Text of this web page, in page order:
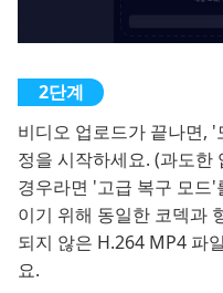
비디오 업로드가 끝나면,
정을 시작하세요. (과도한
경우라면 '고급 복구 모드
이기 위해 동일한 코덱과
되지 않은 H.264 MP4 파
요.